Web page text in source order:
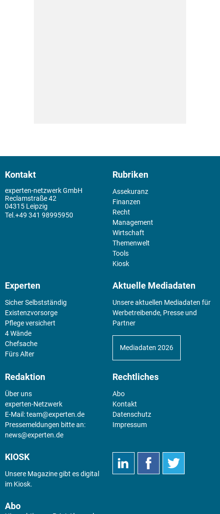
Kontakt
experten-netzwerk GmbH
Reclamstraße 42
04315 Leipzig
+49 341 98995950
Rubriken
Assekuranz
Finanzen
Recht
Management
Wirtschaft
Themenwelt
Tools
Kiosk
Experten
Sicher Selbstständig
Existenz­vorsorge
Pflege versichert
4 Wände
Chefsache
Fürs Alter
Aktuelle Mediadaten
Unsere aktuellen Mediadaten für
Werbetreibende, Presse und
Partner
Mediadaten 2026
Redaktion
Über uns
experten-Netzwerk
E-Mail:team@experten.de
Pressemeldungen bitte an:
news@experten.de
Rechtliches
Abo
Kontakt
Datenschutz
Impressum
KIOSK
Unsere Magazine gibt es digital
im Kiosk.
Abo